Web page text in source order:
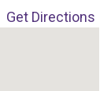
Get Directions